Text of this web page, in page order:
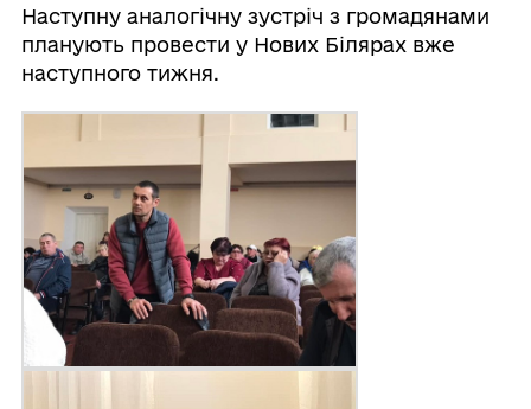
Наступну аналогічну зустріч з громадянами
планують провести у Нових Білярах вже
наступного тижня.